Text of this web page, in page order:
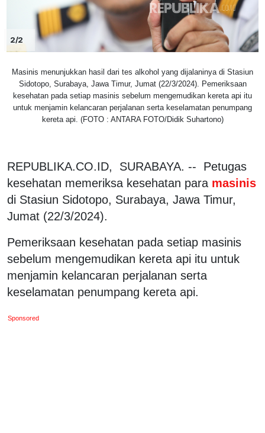
2/2
Masinis menunjukkan hasil dari tes alkohol yang dijalaninya di Stasiun
Sidotopo, Surabaya, Jawa Timur, Jumat (22/3/2024). Pemeriksaan
kesehatan pada setiap masinis sebelum mengemudikan kereta api itu
untuk menjamin kelancaran perjalanan serta keselamatan penumpang
kereta api. (FOTO : ANTARA FOTO/Didik Suhartono)
REPUBLIKA.CO.ID, SURABAYA. -- Petugas
kesehatan memeriksa kesehatan paramasinis
di Stasiun Sidotopo, Surabaya, Jawa Timur,
Jumat (22/3/2024).
Pemeriksaan kesehatan pada setiap masinis
sebelum mengemudikan kereta api itu untuk
menjamin kelancaran perjalanan serta
keselamatan penumpang kereta api.
Sponsored